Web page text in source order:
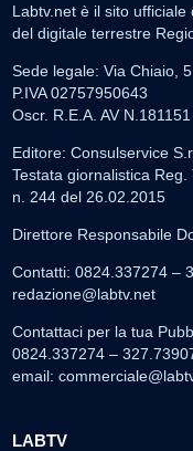
Labtv.net è il sito
del digitale terrestre
Sede legale: Via Chiaio,
P.IVA 02757950643
Oscr. R.E.A. AV N.181151
Editore: Consulservice
Testata giornalistica
n. 244 del 26.02.2015
Direttore Responsabile
Contatti: 0824.337274 –
redazione@labtv.net
Contattaci per la tua
0824.337274 –
email:
LABTV